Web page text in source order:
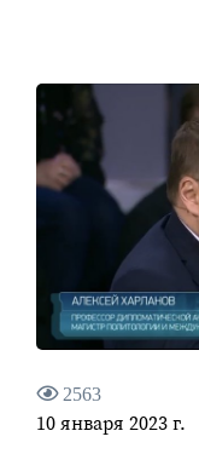
2563
10 января 2023 г.